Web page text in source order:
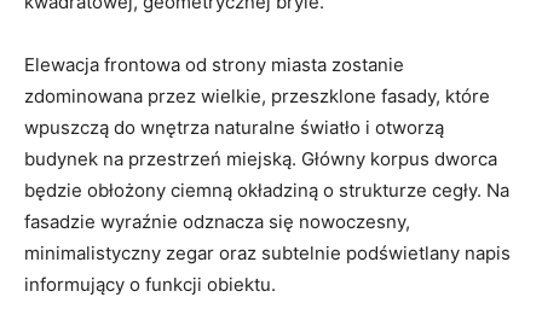
Elewacja frontowa od strony miasta zostanie
wpuszczą do wnętrza naturalne światło i otworzą
budynek na przestrzeń miejską. Główny korpus dworca
będzie obłożony ciemną okładziną o strukturze cegły. Na
fasadzie wyraźnie odznacza się nowoczesny,
minimalistyczny zegar oraz subtelnie podświetlany napis
informujący o funkcji obiektu.
W porze nocnej liniowe podświetlenie bryły wydobędzie